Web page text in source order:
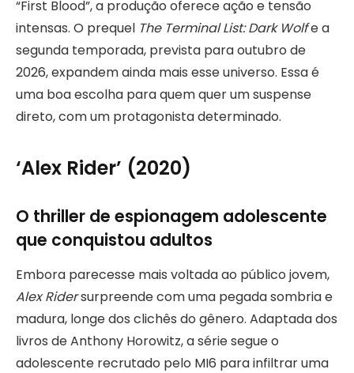
“First Blood”, a produção oferece ação e tensão
intensas. O prequel The Terminal List: Dark Wolfe a
segunda temporada, prevista para outubro de
2026, expandem ainda mais esse universo. Essa é
uma boa escolha para quem quer um suspense
direto, com um protagonista determinado.
‘Alex Rider’ (2020)
O thriller de espionagem adolescente
que conquistou adultos
Embora parecesse mais voltada ao público jovem,
Alex Ridersurpreende com uma pegada sombria e
madura, longe dos clichês do gênero. Adaptada dos
livros de Anthony Horowitz, a série segue o
adolescente recrutado pelo MI6 para infiltrar uma